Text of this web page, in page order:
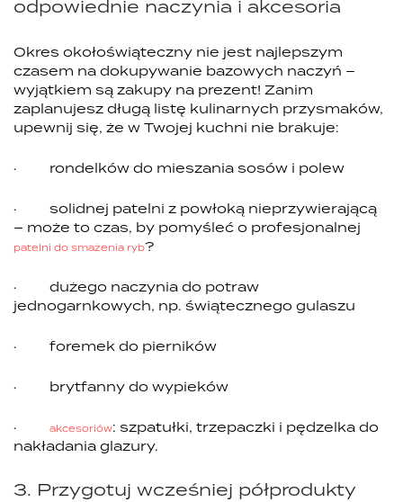
odpowiednie naczynia i akcesoria
Okres okołoświąteczny nie jest najlepszym
czasem na dokupywanie bazowych naczyń –
wyjątkiem są zakupy na prezent! Zanim
zaplanujesz długą listę kulinarnych przysmaków,
upewnij się, że w Twojej kuchni nie brakuje:
· rondelków do mieszania sosów i polew
· solidnej patelni z powłoką nieprzywierającą
– może to czas, by pomyśleć o profesjonalnej
patelni do smażenia ryb?
· dużego naczynia do potraw
jednogarnkowych, np. świątecznego gulaszu
· foremek do pierników
· brytfanny do wypieków
· akcesoriów: szpatułki, trzepaczki i pędzelka do
nakładania glazury.
3. Przygotuj wcześniej półprodukty